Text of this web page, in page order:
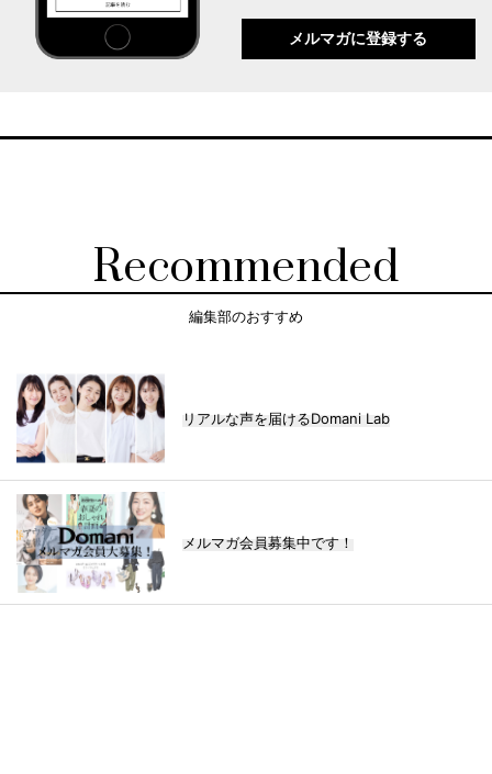
メルマガに登録する
Recommended
編集部のおすすめ
リアルな声を届けるDomani Lab
メルマガ会員募集中です！